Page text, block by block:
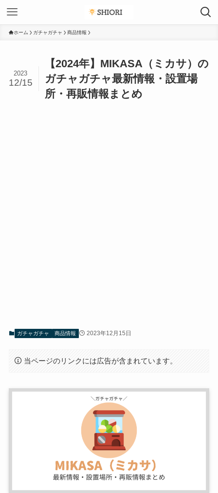
ホーム ガチャガチャ 商品情報
【2024年】MIKASA（ミカサ）の
ガチャガチャ最新情報・設置場
所・再販情報まとめ
2023
12/15
ガチャガチャ 商品情報 2023年12月15日
当ページのリンクには広告が含まれています。